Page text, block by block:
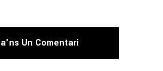
Un Comentari